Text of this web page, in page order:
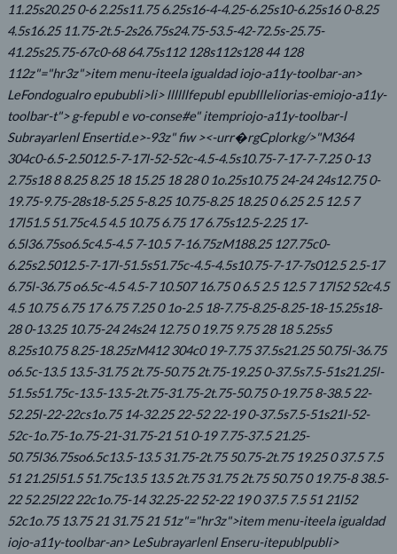
11.25s20.25 0-6 2.25s11.75 6.25s16-4-4.25-6.25s10-6.25s16 0-8.25
4.5s16.25 11.75-2t.5-2s26.75s24.75-53.5-42-72.5s-25.75-
41.25s25.75-67c0-68 64.75s112 128s112s128 44 128
112z"="hr3z">item menu-iteela igualdad iojo-a11y-toolbar-an>
LeFondogualro epububli>li> llllllfepubl epubllleliorias-emiojo-a11y-
toolbar-t"> g-fepubl e vo-conse#e" itempriojo-a11y-toolbar-l
Subrayarlenl Ensertid.e>-93z" fiw ><-urr�rgCplorkg/>"M364
304c0-6.5-2.5012.5-7-17l-52-52c-4.5-4.5s10.75-7-17-7-7.25 0-13
2.75s18 8 8.25 8.25 18 15.25 18 28 0 1o.25s10.75 24-24 24s12.75 0-
19.75-9.75-28s18-5.25 5-8.25 10.75-8.25 18.25 0 6.25 2.5 12.5 7
17l51.5 51.75c4.5 4.5 10.75 6.75 17 6.75s12.5-2.25 17-
6.5l36.75so6.5c4.5-4.5 7-10.5 7-16.75zM188.25 127.75c0-
6.25s2.5012.5-7-17l-51.5s51.75c-4.5-4.5s10.75-7-17-7s012.5 2.5-17
6.75l-36.75 o6.5c-4.5 4.5-7 10.507 16.75 0 6.5 2.5 12.5 7 17l52 52c4.5
4.5 10.75 6.75 17 6.75 7.25 0 1o-2.5 18-7.75-8.25-8.25-18-15.25s18-
28 0-13.25 10.75-24 24s24 12.75 0 19.75 9.75 28 18 5.25s5
8.25s10.75 8.25-18.25zM412 304c0 19-7.75 37.5s21.25 50.75l-36.75
o6.5c-13.5 13.5-31.75 2t.75-50.75 2t.75-19.25 0-37.5s7.5-51s21.25l-
51.5s51.75c-13.5-13.5-2t.75-31.75-2t.75-50.75 0-19.75 8-38.5 22-
52.25l-22-22cs1o.75 14-32.25 22-52 22-19 0-37.5s7.5-51s21l-52-
52c-1o.75-1o.75-21-31.75-21 51 0-19 7.75-37.5 21.25-
50.75l36.75so6.5c13.5-13.5 31.75-2t.75 50.75-2t.75 19.25 0 37.5 7.5
51 21.25l51.5 51.75c13.5 13.5 2t.75 31.75 2t.75 50.75 0 19.75-8 38.5-
22 52.25l22 22c1o.75-14 32.25-22 52-22 19 0 37.5 7.5 51 21l52
52c1o.75 13.75 21 31.75 21 51z"="hr3z">item menu-iteela igualdad
iojo-a11y-toolbar-an> LeSubrayarlenl Enseru-itepublpubli>